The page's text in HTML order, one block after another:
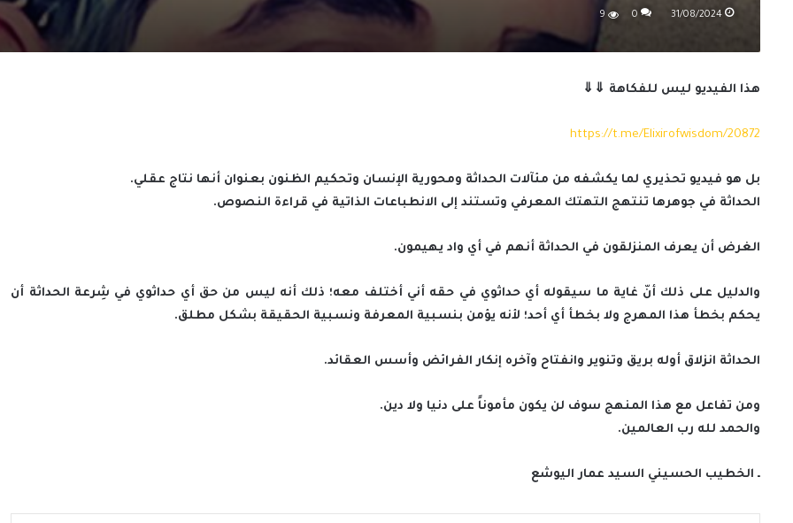
31/08/2024
0
9
هذا الفيديو ليس للفكاهة ⇓⇓
https://t.me/Elixirofwisdom/20872
بل هو فيديو تحذيري لما يكشفه من مئآلات الحداثة ومحورية الإنسان وتحكيم الظنون بعنوان أنها نتاج عقلي.
الحداثة في جوهرها تنتهج التهتك المعرفي وتستند إلى الانطباعات الذاتية في قراءة النصوص.
الغرض أن يعرف المنزلقون في الحداثة أنهم في أي واد يهيمون.
والدليل على ذلك أنّ غاية ما سيقوله أي حداثوي في حقه أني أختلف معه؛ ذلك أنه ليس من حق أي حداثوي في شِرعة الحداثة أن
يحكم بخطأ هذا المهرج ولا بخطأ أي أحد؛ لأنه يؤمن بنسبية المعرفة ونسبية الحقيقة بشكل مطلق.
الحداثة انزلاق أوله بريق وتنوير وانفتاح وآخره إنكار الفرائض وأسس العقائد.
ومن تفاعل مع هذا المنهج سوف لن يكون مأموناً على دنيا ولا دين.
والحمد لله رب العالمين.
ـ الخطيب الحسيني السيد عمار اليوشع